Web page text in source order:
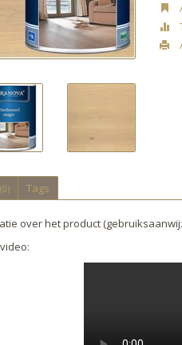
(0) Tags
over het product